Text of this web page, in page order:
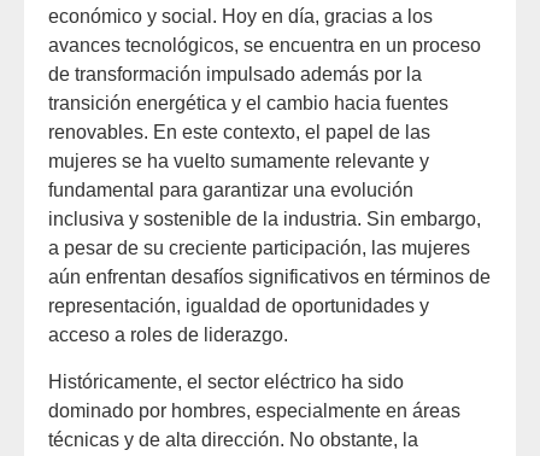
económico y social. Hoy en día, gracias a los
avances tecnológicos, se encuentra en un proceso
de transformación impulsado además por la
transición energética y el cambio hacia fuentes
renovables. En este contexto, el papel de las
mujeres se ha vuelto sumamente relevante y
fundamental para garantizar una evolución
inclusiva y sostenible de la industria. Sin embargo,
a pesar de su creciente participación, las mujeres
aún enfrentan desafíos significativos en términos de
representación, igualdad de oportunidades y
acceso a roles de liderazgo.
Históricamente, el sector eléctrico ha sido
dominado por hombres, especialmente en áreas
técnicas y de alta dirección. No obstante, la